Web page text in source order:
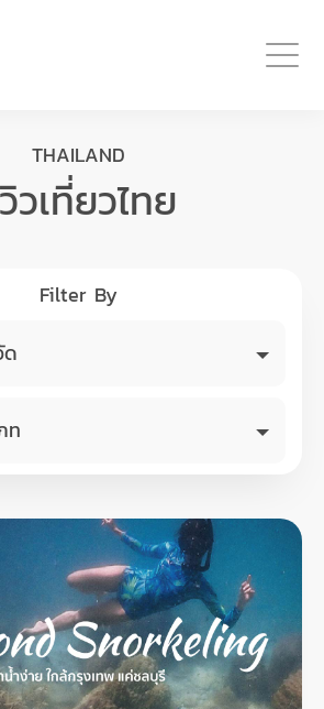
THAILAND
วเที่ยวไทย
Filter By
ด
ท